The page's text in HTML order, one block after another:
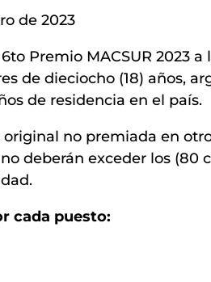
de 2023
Premio MACSUR 2023 a
de dieciocho (18) años,
de residencia en el país.
no premiada en
deberán exceder los (80
cada puesto: